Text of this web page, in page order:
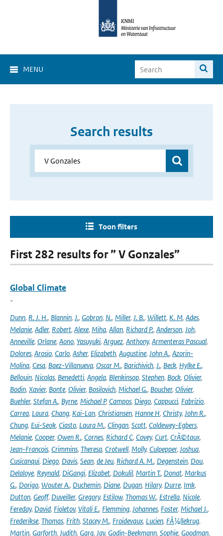
MENU
Search results
Toon filters
First 282 results for ” V Gonzales”
Global Climate
-
Dunn, R. J. H., Blannin, J., Gobron, N., Miller, J. B., Willett, K. M, Ades,
Melanie, Adler, Robert, Alexe, Miha, Allan, Richard P., Anderson, Joh,
Anneville, Orlane, Aono, Yasuyuki, Arguez, Anthony, Armenteras Pascual,
Dolores, Arosio, Carlo, Asher, Elizabeth, Augustine, John A., Azorin-
Molina, Cesa, Baez-Villanueva, Oscar M., Barichivich, J., Beck, Hylke E.,
Bellouin, Nicolas, Benedetti, Angela, Blenkinsop, Stephen, Bock, Olivier,
Bodin, Xavier, Bonte, Olivier, Bosilovich, Michael G., Boucher, Olivier,
Buehler, Stefan A., Byrne, Michael P, Campos, Diego, Cappucci, Fabrizio,
Carrea, Laura, Chang, Kai-Lan, Christiansen, Hanne H, Christy, John R.,
Chung, Eui-Seok, Ciasto, Laura M., Clingan, Scott, Coldewey-Egbers,
Melanie, Cooper, Owen R., Cornes, Richard C, Covey, Curt, CrÃ©taux,
Jean-Francois, Crimmins, Theresa, Crotwell, Molly, Culpepper, Joshua,
Cusicanqui, Diego, Davis, Sean, de Jeu, Richard A. M., Degenstein, Dou,
Delaloye, Reynald, DiGangi, Elizabet, Dokulil, Martin T., Donat, Markus
G., Dorigo, Wouter A., Duchemin, Diane, Dugan, Hilary, Durre, Imk,
Dutton, Geoff, Duveiller, Gregory, Estilow, Thomas W., Estrella, Nicole,
Fereday, David, Fioletov, Vitali E., Flemming, Johannes, Foster, Michael J.,
Frederikse, Thomas, Frith, Stacey M., Froidevaux, Lucien, FÃ¼llekrug,
Martin, Garforth, Judith, Garg, Jay, Godin-Beekmann, Sophie, Goodman,